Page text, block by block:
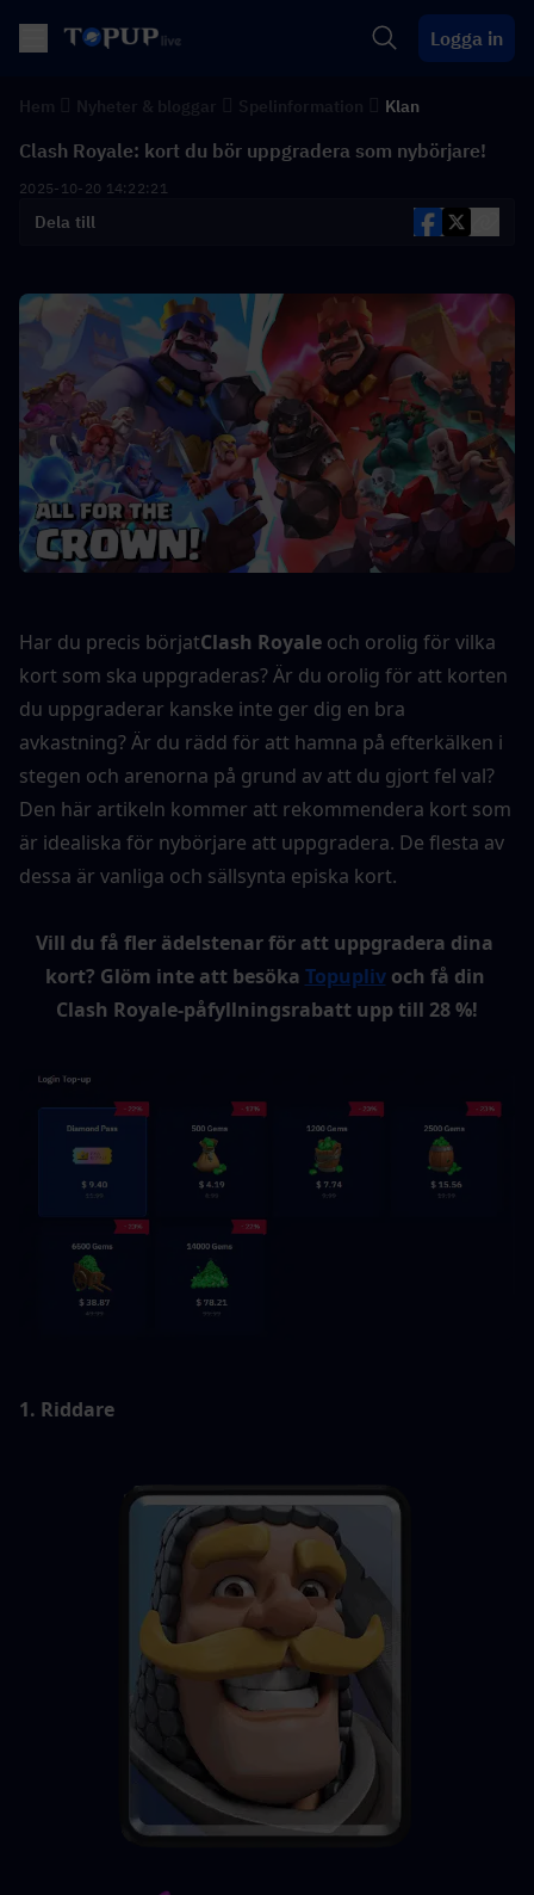
Logga in
Klan
Clash Royale: kort du bör uppgradera som nybörjare!
2025-10-20 14:22:21
Dela till
Har du precis börjatClash Royale och orolig för vilka
kort som ska uppgraderas? Är du orolig för att korten
du uppgraderar kanske inte ger dig en bra
avkastning? Är du rädd för att hamna på efterkälken i
stegen och arenorna på grund av att du gjort fel val?
Den här artikeln kommer att rekommendera kort som
är idealiska för nybörjare att uppgradera. De flesta av
dessa är vanliga och sällsynta episka kort.
Vill du få fler ädelstenar för att uppgradera dina
kort? Glöm inte att besöka Topupliv och få din
Clash Royale-påfyllningsrabatt upp till 28 %!
1. Riddare